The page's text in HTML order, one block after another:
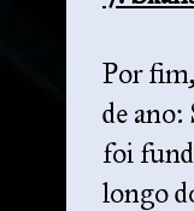
Por
de
foi
longo